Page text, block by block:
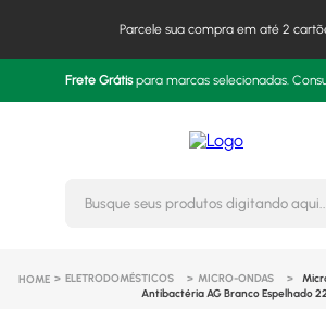
Parcele sua compra em até 2
Frete Grátispara marcas selecionadas.
Busque
ELETRODOMÉSTICOS MICRO-ONDAS
Antibactéria AG Branco Espelhado